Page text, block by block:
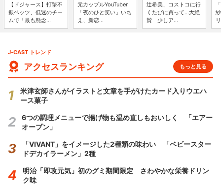
【ドジャース】打撃不
振ベッツ、低迷のチー
ムで「最も懸念...
元カップルYouTuber
「夜のひと笑い」いち
え、新恋...
辻希美、コストコに行
くたびに買って...大絶
賛 少しア...
J-CAST トレンド
アクセスランキング もっと見る
米津玄師さんがイラストと文章を手がけたカード入りウエハ
ース菓子
6つの調理メニューで揚げ物も温め直しもおいしく 「エアー
オーブン」
「VIVANT」をイメージした2種類の味わい 「ベビースター
ドデカイラーメン」2種
明治「即攻元気」初のグミ期間限定 さわやかな栄養ドリン
ク味